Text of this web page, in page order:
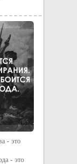
- это
- это